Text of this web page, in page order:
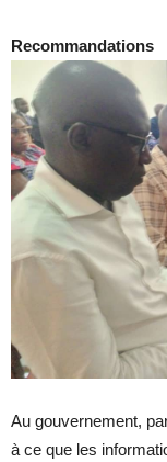
Recommandations
Au gouvernement,
à ce que les